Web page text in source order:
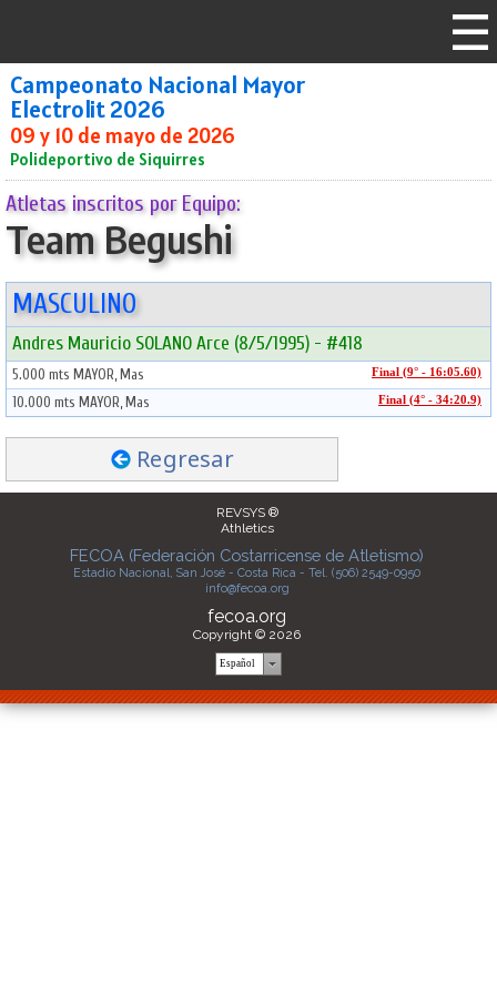
Campeonato Nacional Mayor
Electrolit 2026
09 y 10 de mayo de 2026
Polideportivo de Siquirres
Atletas inscritos por Equipo:
Team Begushi
MASCULINO
Andres Mauricio SOLANO Arce (8/5/1995) - #418
5.000 mts MAYOR, Mas Final (9° - 16:05.60)
10.000 mts MAYOR, Mas Final (4° - 34:20.9)
Regresar
REVSYS ®
Athletics
FECOA (Federación Costarricense de Atletismo)
Estadio Nacional, San José - Costa Rica - Tel. (506) 2549-0950
info@fecoa.org
fecoa.org
Copyright © 2026